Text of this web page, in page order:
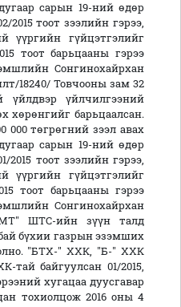
сарын 19-ний өдөр
тоот зээлийн гэрээ,
үүргийн гүйцэтгэлийг
тоот барьцааны гэрээ
Сонгинохайрхан
18240/ Товчооны зам 32
үйлдвэр үйлчилгээний
хөрөнгийг барьцаалсан.
000 төгрөгний зээл авах
сарын 19-ний өдөр
тоот зээлийн гэрээ,
үүргийн гүйцэтгэлийг
тоот барьцааны гэрээ
Сонгинохайрхан
ШТС-ийн зүүн талд
бүхии газрын эзэмших
"БТХ-" ХХК, "Б-" ХХК
тай байгуулсан 01/2015,
хугацаа дуусгавар
тохиолцож 2016 оны 4